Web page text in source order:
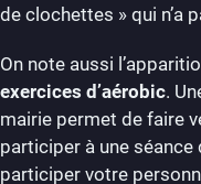
de clochettes » qui n’a
On note aussi
exercices d’aérobic.
mairie permet de faire
participer à une
participer votre